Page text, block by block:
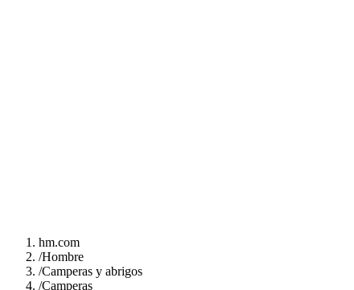
hm.com
/Hombre
/Camperas y abrigos
/Camperas